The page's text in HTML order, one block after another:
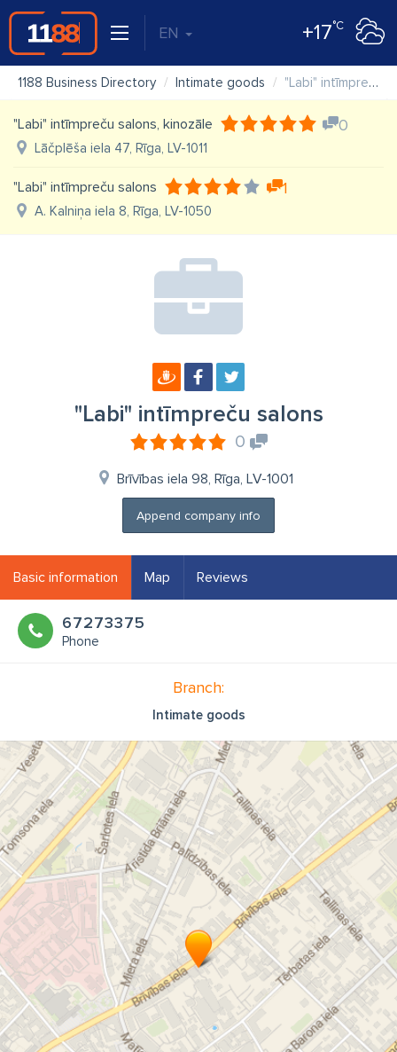
EN +17°C
1188 Business Directory Intimate goods "Labi" intīmpreču salons
"Labi" intīmpreču salons, kinozāle 0
Lāčplēša iela 47, Rīga, LV-1011
"Labi" intīmpreču salons 1
A. Kalniņa iela 8, Rīga, LV-1050
"Labi" intīmpreču salons
0
Brīvības iela 98, Rīga, LV-1001
Append company info
Basic information Map Reviews
67273375
Phone
Branch:
Intimate goods